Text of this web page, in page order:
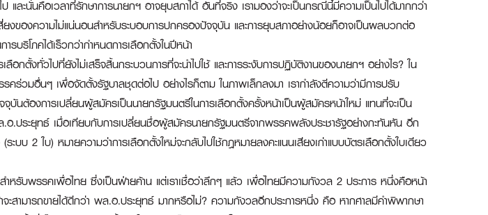
ะนั่นคือเวลาที่รักษาการนายกฯ อาจยุบสภาได้ อันที่จริง เรามองว่าจะเป็นกรณีนี้มีความเป็นไปได้มากกว่า
งของความไม่แน่นอนสำหรับระบอบการปกครองปัจจุบัน และการยุบสภาอย่างน้อยก็อาจเป็นผลบวกต่อ
รบริโภคได้เร็วกว่ากำหนดการเลือกตั้งในปีหน้า
อกตั้งทั่วไปที่ยังไม่เสร็จสิ้นกระบวนการที่จะนำไปใช้ และการระงับการปฏิบัติงานของนายกฯ อย่างไร? ใน
วมอื่นๆ เพื่อจัดตั้งรัฐบาลชุดต่อไป อย่างไรก็ตาม ในภาพเล็กลงมา เรากำลังตีความว่ามีการปรับ
องการเปลี่ยนผู้สมัครเป็นนายกรัฐมนตรีในการเลือกตั้งครั้งหน้าเป็นผู้สมัครหน้าใหม่ แทนที่จะเป็น
อ.ประยุทธ์ เมื่อเทียบกับการเปลี่ยนชื่อผู้สมัครนายกรัฐมนตรีจากพรรคพลังประชารัฐอย่างกะทันหัน อีก
บ 2 ใบ) หมายความว่าการเลือกตั้งใหม่จะกลับไปใช้กฎหมายลงคะแนนเสียงเก่าแบบบัตรเลือกตั้งใบเดียว
รับพรรคเพื่อไทย ซึ่งเป็นฝ่ายค้าน แต่เราเชื่อว่าลึกๆ แล้ว เพื่อไทยมีความกังวล 2 ประการ หนึ่งคือหน้า
สามารถขายได้ดีกว่า พล.อ.ประยุทธ์ มากหรือไม่? ความกังวลอีกประการหนึ่ง คือ หากศาลมีคำพิพากษา